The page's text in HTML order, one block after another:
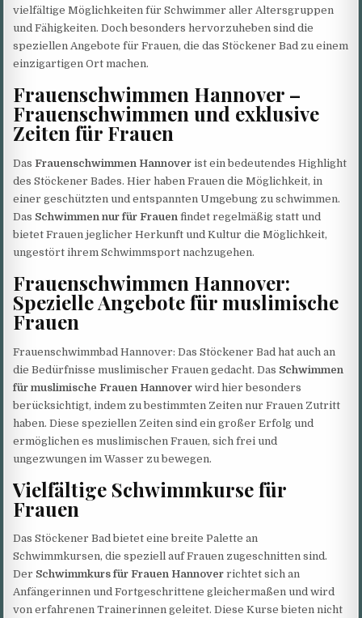
vielfältige Möglichkeiten für Schwimmer aller Altersgruppen
und Fähigkeiten. Doch besonders hervorzuheben sind die
speziellen Angebote für Frauen, die das Stöckener Bad zu einem
einzigartigen Ort machen.
Frauenschwimmen Hannover –
Frauenschwimmen und exklusive
Zeiten für Frauen
DasFrauenschwimmen Hannover ist ein bedeutendes Highlight
des Stöckener Bades. Hier haben Frauen die Möglichkeit, in
einer geschützten und entspannten Umgebung zu schwimmen.
Das Schwimmen nur für Frauen findet regelmäßig statt und
bietet Frauen jeglicher Herkunft und Kultur die Möglichkeit,
ungestört ihrem Schwimmsport nachzugehen.
Frauenschwimmen Hannover:
Spezielle Angebote für muslimische
Frauen
Frauenschwimmbad Hannover: Das Stöckener Bad hat auch an
die Bedürfnisse muslimischer Frauen gedacht. Das Schwimmen
für muslimische Frauen Hannover wird hier besonders
berücksichtigt, indem zu bestimmten Zeiten nur Frauen Zutritt
haben. Diese speziellen Zeiten sind ein großer Erfolg und
ermöglichen es muslimischen Frauen, sich frei und
ungezwungen im Wasser zu bewegen.
Vielfältige Schwimmkurse für
Frauen
Das Stöckener Bad bietet eine breite Palette an
Schwimmkursen, die speziell auf Frauen zugeschnitten sind.
Der Schwimmkurs für Frauen Hannover richtet sich an
Anfängerinnen und Fortgeschrittene gleichermaßen und wird
von erfahrenen Trainerinnen geleitet. Diese Kurse bieten nicht